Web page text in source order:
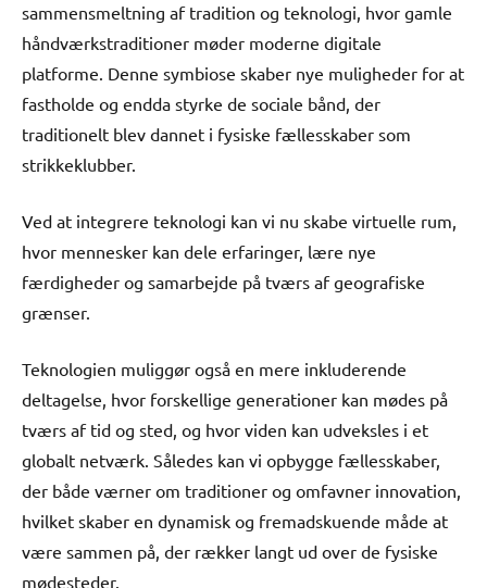
sammensmeltning af tradition og teknologi, hvor gamle
håndværkstraditioner møder moderne digitale
platforme. Denne symbiose skaber nye muligheder for at
fastholde og endda styrke de sociale bånd, der
traditionelt blev dannet i fysiske fællesskaber som
strikkeklubber.
Ved at integrere teknologi kan vi nu skabe virtuelle rum,
hvor mennesker kan dele erfaringer, lære nye
færdigheder og samarbejde på tværs af geografiske
grænser.
Teknologien muliggør også en mere inkluderende
deltagelse, hvor forskellige generationer kan mødes på
tværs af tid og sted, og hvor viden kan udveksles i et
globalt netværk. Således kan vi opbygge fællesskaber,
der både værner om traditioner og omfavner innovation,
hvilket skaber en dynamisk og fremadskuende måde at
være sammen på, der rækker langt ud over de fysiske
mødesteder.